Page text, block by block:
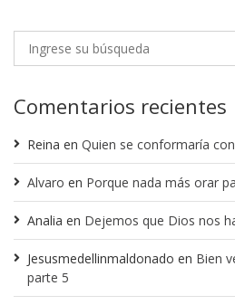
Comentarios recientes
Reina en Quien se conformaría
Alvaro en Porque nada más orar
Analia en Dejemos que Dios nos
Jesusmedellinmaldonado en Bien
parte 5